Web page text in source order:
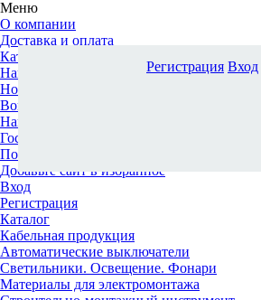
Меню
О компании
Доставка и оплата
Каталог
Наши офисы
Новости и новинки
Вопрос-ответ
Наша команда
Гос. заказчикам
Поставщикам
Добавьте сайт в избранное
Вход
Регистрация
Каталог
Кабельная продукция
Автоматические выключатели
Светильники. Освещение. Фонари
Материалы для электромонтажа
Регистрация Вход